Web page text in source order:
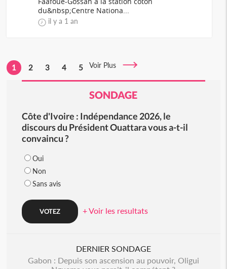
du&nbsp;Centre Nationa...
il y a 1 an
1 2 3 4 5 Voir Plus
SONDAGE
Côte d'Ivoire : Indépendance 2026, le
discours du Président Ouattara vous a-t-il
convaincu ?
Oui
Non
Sans avis
+ Voir les resultats
DERNIER SONDAGE
Gabon : Depuis son ascension au pouvoir, Oligui